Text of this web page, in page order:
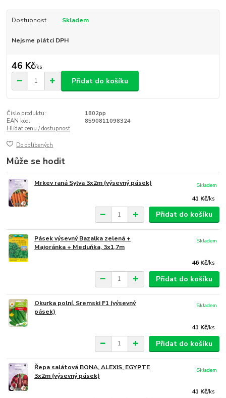
Dostupnost Skladem
Nejsme plátci DPH
46 Kč/ks
Přidat do košíku
Číslo produktu:
1802pp
EAN kód:
8590811098324
Hlídat cenu / dostupnost
Do oblíbených
Může se hodit
Mrkev raná Sylva 3x2m (výsevný pásek)
41 Kč/ks
Skladem
Přidat do košíku
Pásek výsevný Bazalka zelená +
Majoránka + Meduňka, 3x1,7m
46 Kč/ks
Skladem
Přidat do košíku
Okurka polní, Sremski F1 (výsevný
pásek)
41 Kč/ks
Skladem
Přidat do košíku
Řepa salátová BONA, ALEXIS, EGYPTE
3x2m (výsevný pásek)
41 Kč/ks
Skladem